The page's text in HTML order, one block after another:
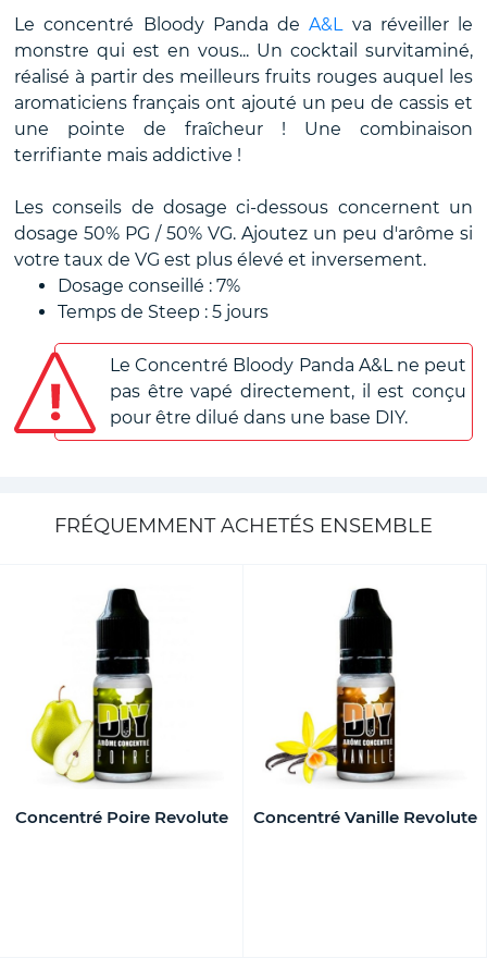
Le concentré Bloody Panda deA&Lva réveiller le
monstre qui est en vous... Un cocktail survitaminé,
réalisé à partir des meilleurs fruits rouges auquel les
aromaticiens français ont ajouté un peu de cassis et
une pointe de fraîcheur ! Une combinaison
terrifiante mais addictive !
Les conseils de dosage ci-dessous concernent un
dosage 50% PG / 50% VG. Ajoutez un peu d'arôme si
votre taux de VG est plus élevé et inversement.
Dosage conseillé : 7%
Temps de Steep : 5 jours
Le Concentré Bloody Panda A&L ne peut
pas être vapé directement, il est conçu
pour être dilué dans une base DIY.
FRÉQUEMMENT ACHETÉS ENSEMBLE
Concentré Poire Revolute Concentré Vanille Revolute